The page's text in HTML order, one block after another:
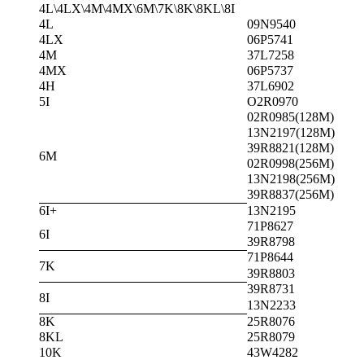
4L\4LX\4M\4MX\6M\7K\8K\8KL\8I
4L
09N9540
4LX
06P5741
4M
37L7258
4MX
06P5737
4H
37L6902
5I
O2R0970
6M
02R0985(128M)
13N2197(128M)
39R8821(128M)
02R0998(256M)
13N2198(256M)
39R8837(256M)
6I+
13N2195
6I
71P8627
39R8798
7K
71P8644
39R8803
8I
39R8731
13N2233
8K
25R8076
8KL
25R8079
10K
43W4282